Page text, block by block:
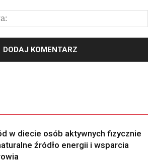
w diecie osób aktywnych fizycznie
źródło energii i wsparcia